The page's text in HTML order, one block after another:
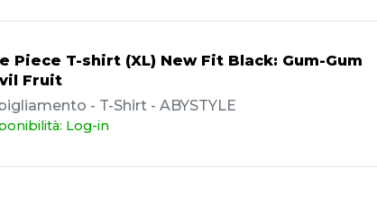
Piece T-shirt (XL) New Fit Black: Gum-Gum
Fruit
- T-Shirt - ABYSTYLE
Log-in